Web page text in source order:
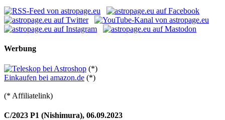
Werbung
(*)
Einkaufen bei amazon.de (*)
(* Affiliatelink)
C/2023 P1 (Nishimura), 06.09.2023